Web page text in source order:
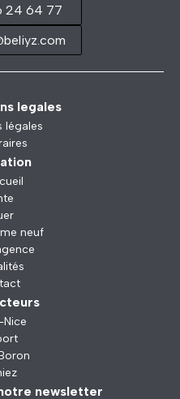
24 64 77
legales
légales
neuf
Nice
newsletter